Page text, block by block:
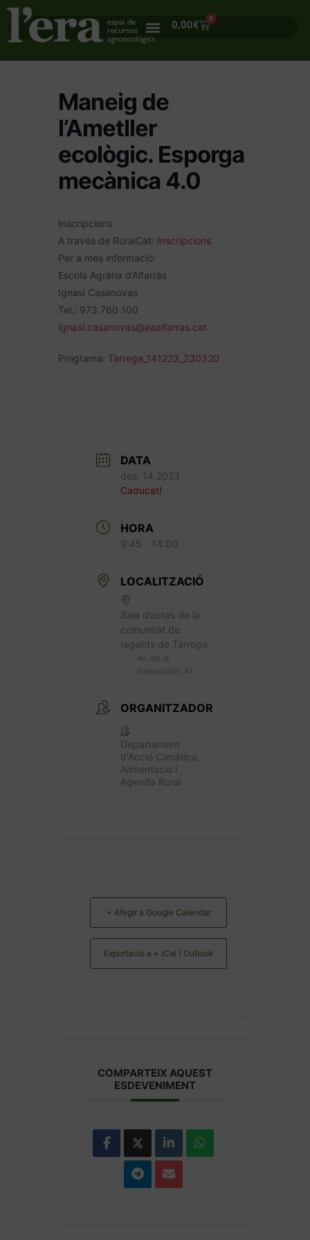
0,00€
0
Maneig de
l’Ametller
ecològic. Esporga
mecànica 4.0
Inscripcions
A través de RuralCat: Inscripcions
Per a més informació:
Escola Agrària d’Alfarràs
Ignasi Casanovas
Tel.: 973 760 100
ignasi.casanovas@eaalfarras.cat
Programa: Tàrrega_141223_230320
DATA
des. 14 2023
Caducat!
HORA
9:45 - 14:00
LOCALITZACIÓ
Sala d’actes de la
comunitat de
regants de Tàrrega
Av. de la
Generalitat, 41
ORGANITZADOR
Departament
d'Acció Climàtica,
Alimentació i
Agenda Rural
+ Afegir a Google Calendar
Exportació a + iCal / Outlook
COMPARTEIX AQUEST
ESDEVENIMENT